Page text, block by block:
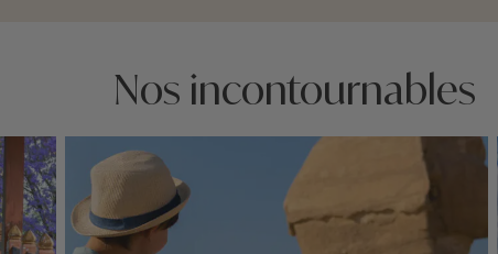
Nos incontournables